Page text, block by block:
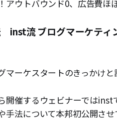
アウトバウンド0、広告費ほ
inst流 ブログマーケティ
マーケスタートのきっかけ
開催するウェビナーではinst
手法について本邦初公開さ